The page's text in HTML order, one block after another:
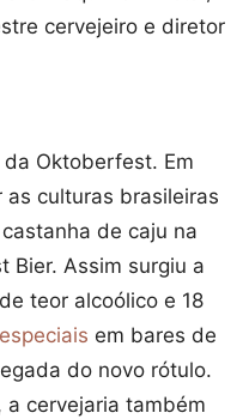
cervejeiro e diretor
Oktoberfest. Em
culturas brasileiras
de caju na
Bier. Assim surgiu a
teor alcoólico e 18
em bares de
do novo rótulo.
a cervejaria também